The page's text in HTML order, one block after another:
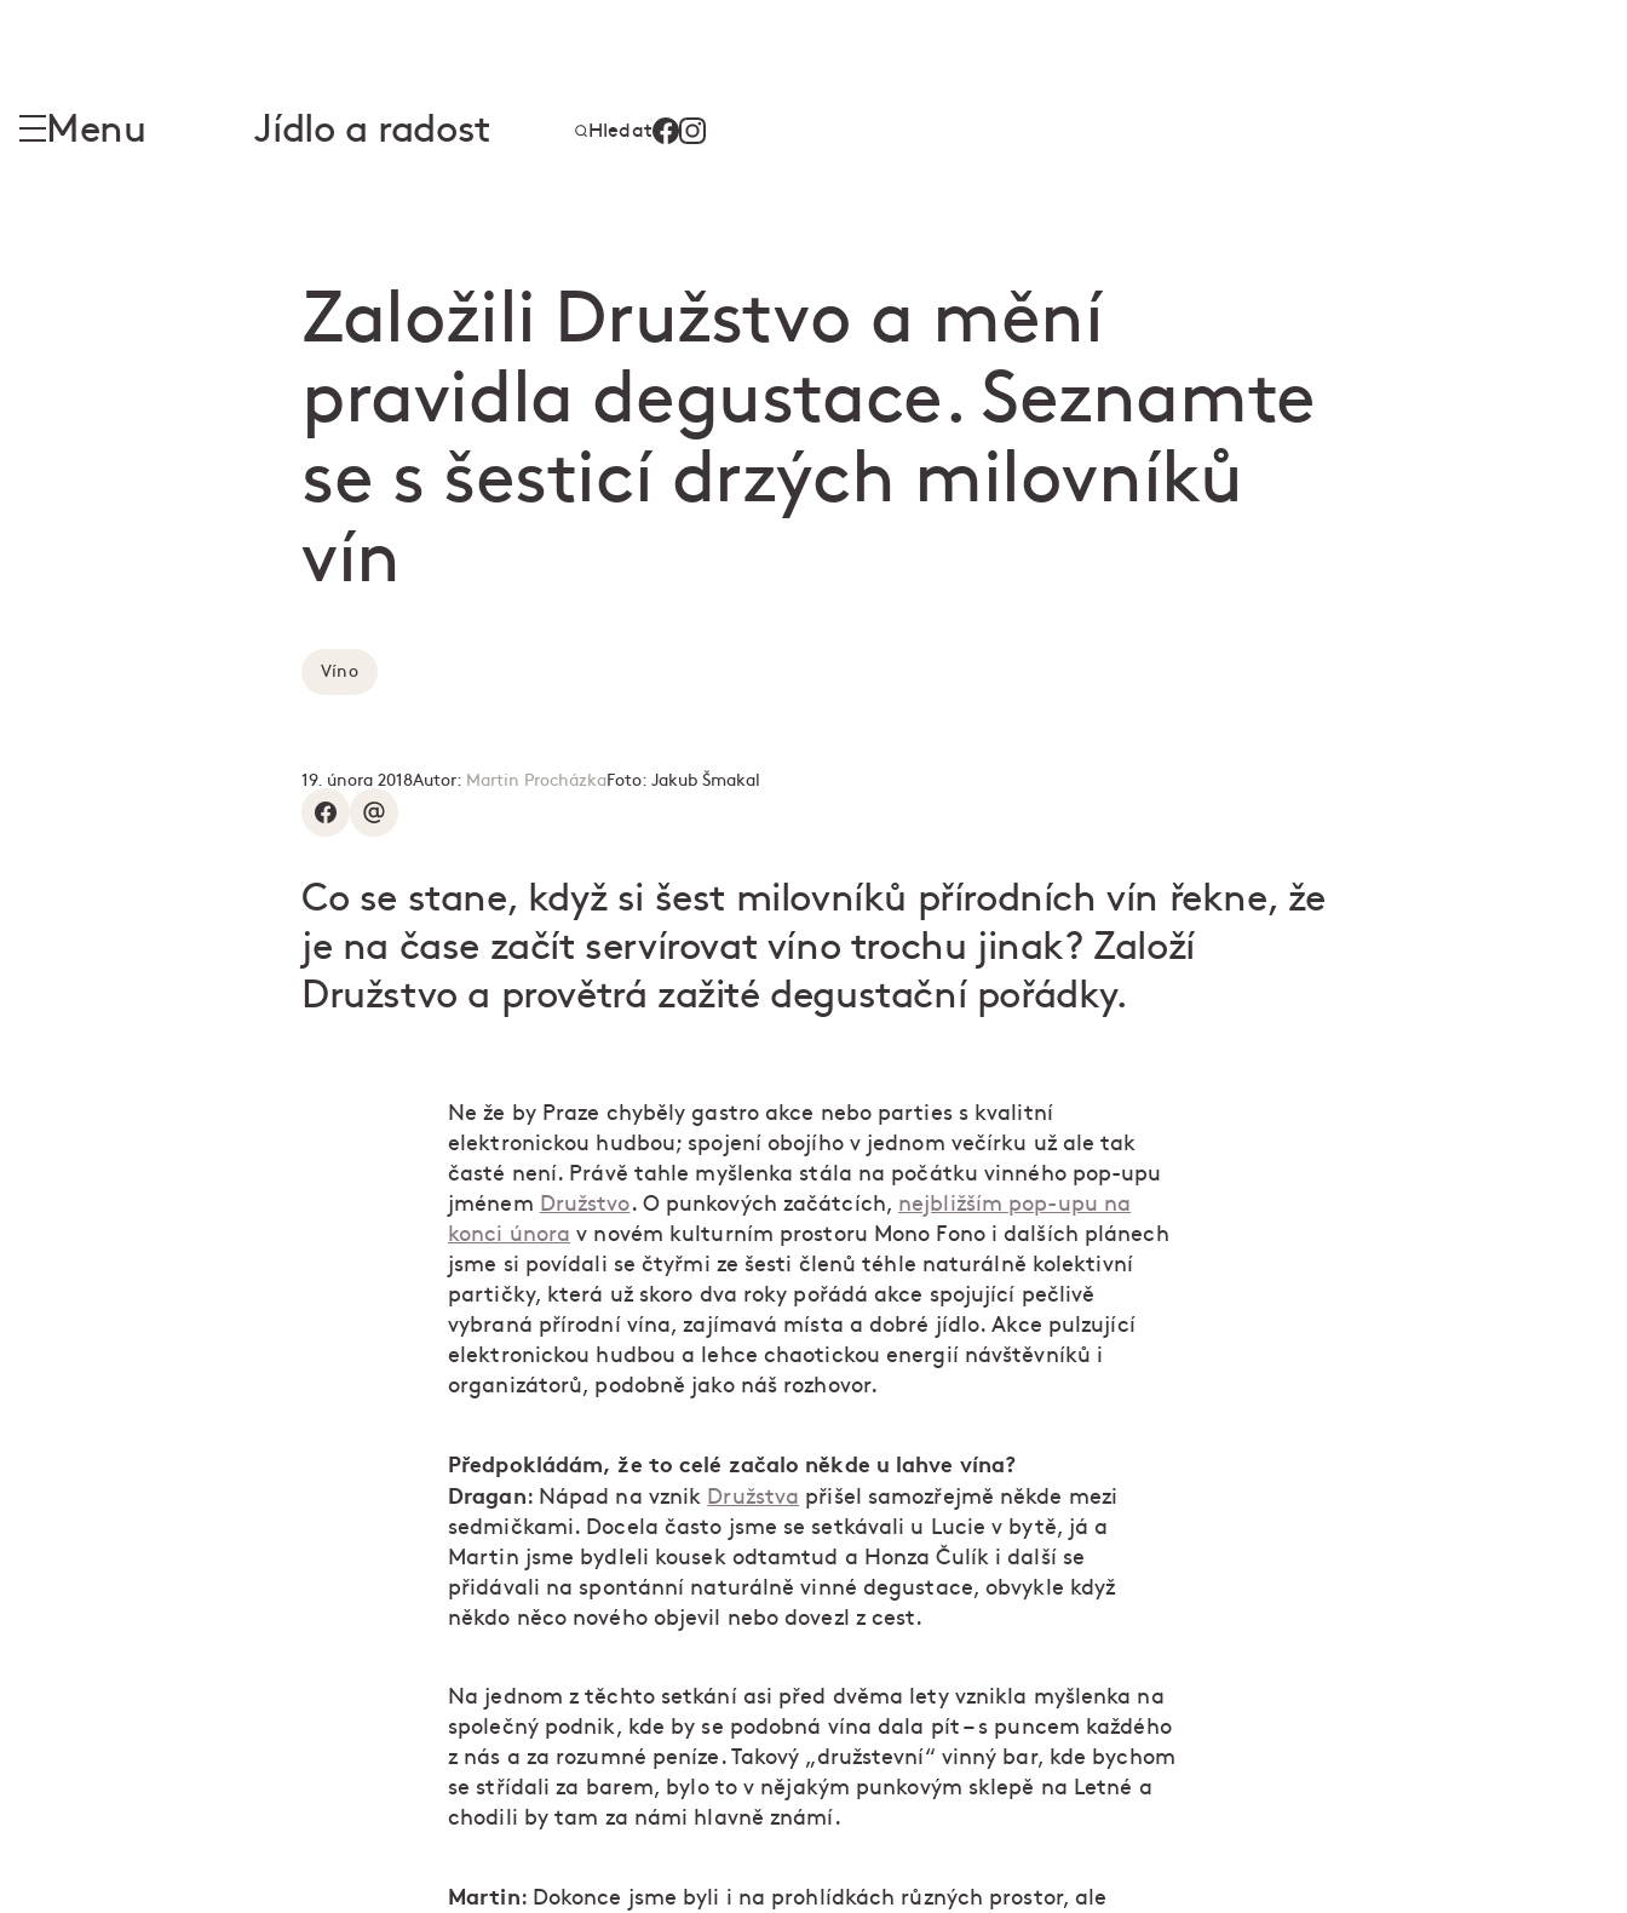
Menu Jídlo a radost Hledat
Založili Družstvo a mění
pravidla degustace. Seznamte
se s šesticí drzých milovníků
vín
Víno
19. února 2018Autor: Martin ProcházkaFoto: Jakub Šmakal
Co se stane, když si šest milovníků přírodních vín řekne, že
je na čase začít servírovat víno trochu jinak? Založí
Družstvo a provětrá zažité degustační pořádky.
Ne že by Praze chyběly gastro akce nebo parties s kvalitní
elektronickou hudbou; spojení obojího v jednom večírku už ale tak
časté není. Právě tahle myšlenka stála na počátku vinného pop-upu
jménem Družstvo. O punkových začátcích, nejbližším pop-upu na
konci února v novém kulturním prostoru Mono Fono i dalších plánech
jsme si povídali se čtyřmi ze šesti členů téhle naturálně kolektivní
partičky, která už skoro dva roky pořádá akce spojující pečlivě
vybraná přírodní vína, zajímavá místa a dobré jídlo. Akce pulzující
elektronickou hudbou a lehce chaotickou energií návštěvníků i
organizátorů, podobně jako náš rozhovor.
Předpokládám, že to celé začalo někde u lahve vína?
Dragan: Nápad na vznik Družstva přišel samozřejmě někde mezi
sedmičkami. Docela často jsme se setkávali u Lucie v bytě, já a
Martin jsme bydleli kousek odtamtud a Honza Čulík i další se
přidávali na spontánní naturálně vinné degustace, obvykle když
někdo něco nového objevil nebo dovezl z cest.
Na jednom z těchto setkání asi před dvěma lety vznikla myšlenka na
společný podnik, kde by se podobná vína dala pít – s puncem každého
z nás a za rozumné peníze. Takový „družstevní“ vinný bar, kde bychom
se střídali za barem, bylo to v nějakým punkovým sklepě na Letné a
chodili by tam za námi hlavně známí.
Martin: Dokonce jsme byli i na prohlídkách různých prostor, ale